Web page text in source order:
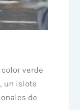
verde
un islote
de